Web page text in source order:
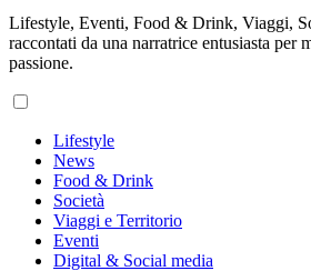
Lifestyle, Eventi, Food & Drink, Viaggi,
raccontati da una narratrice entusiasta per
passione.
Menu
Lifestyle
News
Food & Drink
Società
Viaggi e Territorio
Eventi
Digital & Social media